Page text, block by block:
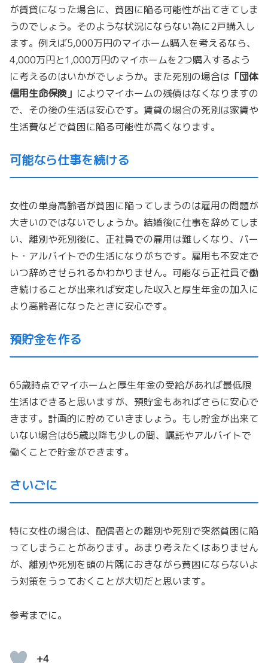
が賃貸になった場合に、貧困に陥る可能性が出てきてしま
うのでしょう。そのような状況にならない為に2戸購入し
ます。例えば5,000万円のマイホーム購入を考えるなら、
4,000万円と1,000万円のマイホームを2つ購入するよう
に考えるのはいかがでしょうか。また死別の場合は 「団体
信用生命保険」 によりマイホームの残債はなくなりますの
で、その後の生活は安心です。賃貸の場合の死別は家賃や
生活費などで貧困に陥る可能性が高くなります。
可能なら仕事を続ける
女性の単身高齢者が貧困に陥ってしまうのは雇用の問題が
大きいのではないでしょうか。結婚後に仕事を辞めてしま
い、離別や死別後に、正社員での雇用は難しくなり、パー
ト・アルバイトでの生活になりがちです。雇用も不安定で
いつ辞めさせられるかわかりません。可能なら正社員で働
き続けることが出来れば安定した収入と厚生年金の加入に
より高齢者になったときに安心です。
預貯金を作る
65歳時点でマイホームと厚生年金の受給があれば最低限
生活はできると思いますが、預貯金もあればさらに安心で
きます。計画的に貯めていきましょう。もし貯金が出来て
いない場合は65歳以降も少しの間、嘱託やアルバイトで
働くことで貯金ができます。
さいごに
特に女性の場合は、配偶者との離別や死別で突然貧困に陥
ってしまうことがあります。あまり考えたくはありません
が、離別や死別を頭の片隅におきながら貧困にならないよ
う対策をうっておくことが大切だと思います。
参考までに。
+4